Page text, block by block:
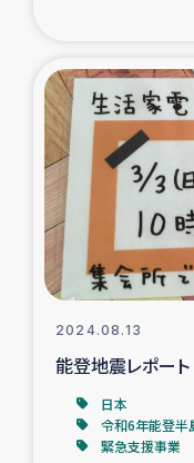
タイ国
漁民
レバノンで
レ
レバノンで
レバノンでの
海
2024.08.13
能登地震レポー
日本
令和6年能登半
緊急支援事業